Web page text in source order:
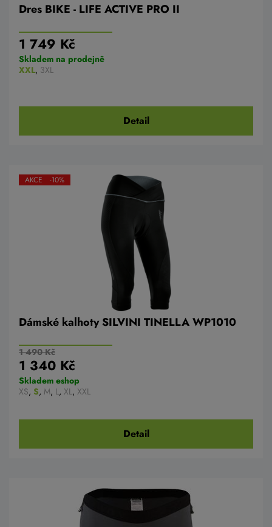
Dres BIKE - LIFE ACTIVE PRO II
1 749 Kč
Skladem na prodejně
XXL, 3XL
Detail
Dámské kalhoty SILVINI TINELLA WP1010
AKCE -10%
1 490 Kč
1 340 Kč
Skladem eshop
XS, S, M, L, XL, XXL
Detail